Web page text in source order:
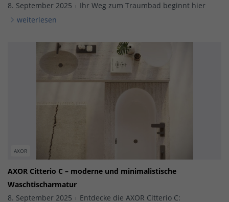
8. September 2025
Ihr Weg zum Traumbad beginnt hier
weiterlesen
AXOR
AXOR Citterio C – moderne und minimalistische
Waschtischarmatur
8. September 2025
Entdecke die AXOR Citterio C: